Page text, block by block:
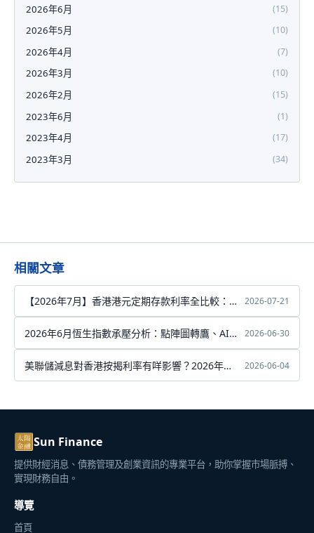
2026年6月 (15)
2026年5月 (10)
2026年4月 (7)
2026年3月 (10)
2026年2月 (15)
2023年6月 (1)
2023年4月 (17)
2023年3月 (34)
相關文章
【2026年7月】香港港元定期存款利率全比較：虛
擬銀行最高達8厘
2026-07-21
2026年6月恆生指數承壓分析：點陣圖轉鷹、AI科
技股震盪與中東局勢三重考驗
2026-06-30
美聯儲減息對香港按揭利率有咩影響？2026年完
整分析
2026-06-04
Sun Finance
提供財經消息、債務管理及創業資訊的專業平台，助你掌握市場脈搏、
實現財務自由。
導覽
首頁